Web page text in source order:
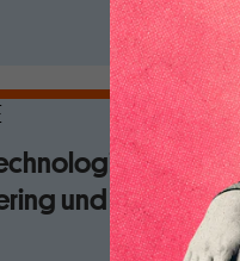
und staatliche